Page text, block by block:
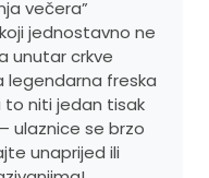
večera”
jednostavno ne
unutar crkve
legendarna freska
to niti jedan tisak
ulaznice se brzo
unaprijed ili